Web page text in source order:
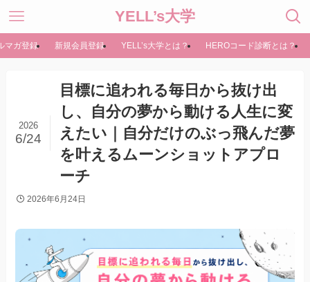
YELL’s大学
マガ登録 新規会員登録 YELL’s大学とは？ HEROコード診断とは？
目標に追われる毎日から抜け出
し、自分の夢から動ける人生に変
えたい｜自分だけのぶっ飛んだ夢
を叶えるムーンショットアプロ
ーチ
2026
6/24
2026年6月24日